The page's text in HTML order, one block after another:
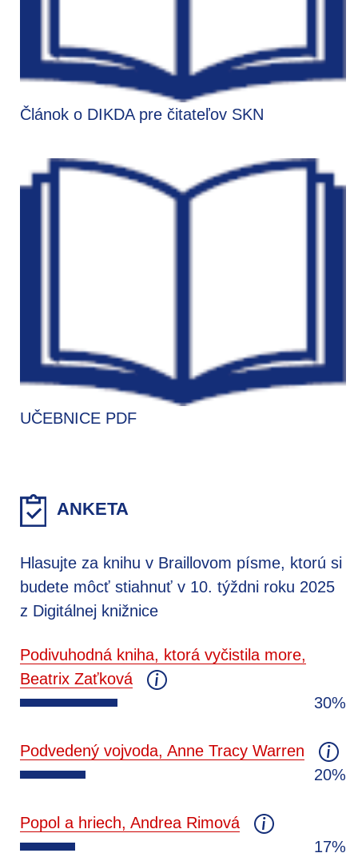
Článok o DIKDA pre čitateľov SKN
UČEBNICE PDF
ANKETA
Hlasujte za knihu v Braillovom písme, ktorú si
budete môcť stiahnuť v 10. týždni roku 2025
z Digitálnej knižnice
Podivuhodná kniha, ktorá vyčistila more,
Beatrix Zaťková
30%
Podvedený vojvoda, Anne Tracy Warren
20%
Popol a hriech, Andrea Rimová
17%